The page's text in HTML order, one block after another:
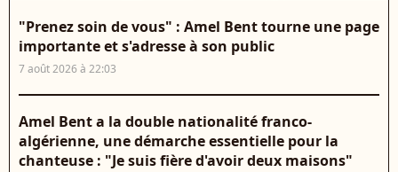
"Prenez soin de vous" : Amel Bent tourne une page
importante et s'adresse à son public
7 août 2026 à 22:03
Amel Bent a la double nationalité franco-
algérienne, une démarche essentielle pour la
chanteuse : "Je suis fière d'avoir deux maisons"